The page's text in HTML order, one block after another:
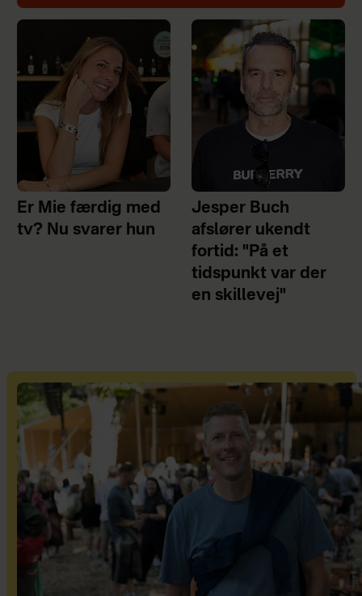
Er Mie færdig med
tv? Nu svarer hun
Jesper Buch
afslører ukendt
fortid: "På et
tidspunkt var der
en skillevej"